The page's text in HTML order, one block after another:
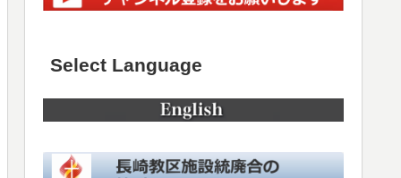
Select Language